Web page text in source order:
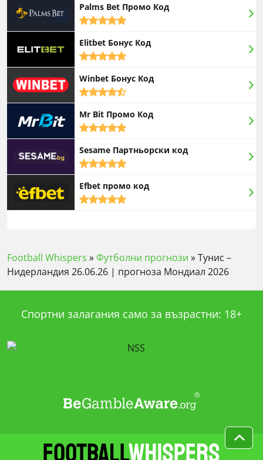
Palms Bet Промо Код
5,0
Elitbet Бонус Код
5,0
Winbet Бонус Код
4,5
Mr Bit Промо Код
5,0
Sesame Партньорски код
5,0
Efbet промо код
5,0
Football Whispers »Футболни прогнози »Тунис –
Нидерландия 26.06.26 | прогноза Мондиал 2026
Спортни залагания само за възрастни: 18+